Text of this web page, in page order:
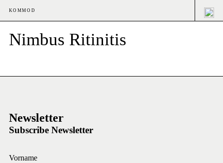
KOMMOD
Nimbus Ritinitis
Newsletter
Subscribe Newsletter
Vorname